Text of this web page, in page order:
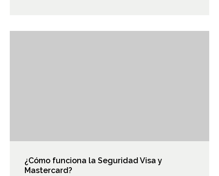
¿Cómo funciona la Seguridad Visa y
Mastercard?